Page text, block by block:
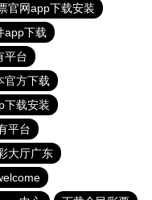
官网app下载安装
app下载
平台
官方下载
下载安装
平台
大厅广东